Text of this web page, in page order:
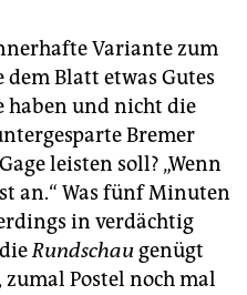
Variante zum
Blatt etwas Gutes
haben und nicht die
Bremer
leisten soll? „Wenn
an.“ Was fünf Minuten
in verdächtig
dieRundschau genügt
Postel noch mal